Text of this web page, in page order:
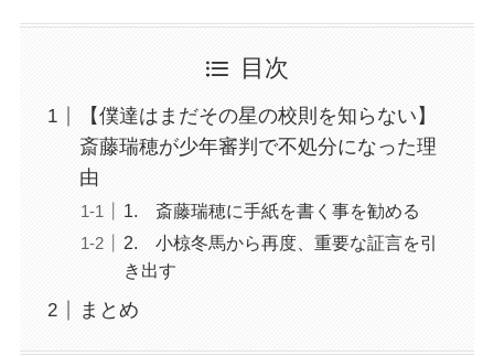
目次
【僕達はまだその星の校則を知らない】
斎藤瑞穂が少年審判で不処分になった理
由
1. 斎藤瑞穂に手紙を書く事を勧める
2. 小椋冬馬から再度、重要な証言を引
き出す
まとめ